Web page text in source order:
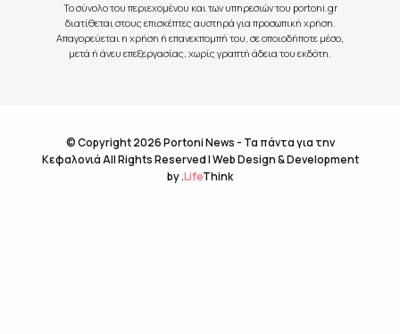
Το σύνολο του περιεχομένου και των υπηρεσιών του portoni.gr
διατίθεται στους επισκέπτες αυστηρά για προσωπική χρήση.
Απαγορεύεται η χρήση ή επανεκπομπή του, σε οποιοδήποτε μέσο,
μετά ή άνευ επεξεργασίας, χωρίς γραπτή άδεια του εκδότη.
© Copyright 2026 Portoni News - Τα πάντα για την
Κεφαλονιά All Rights Reserved |Web Design & Development
by.LifeThink